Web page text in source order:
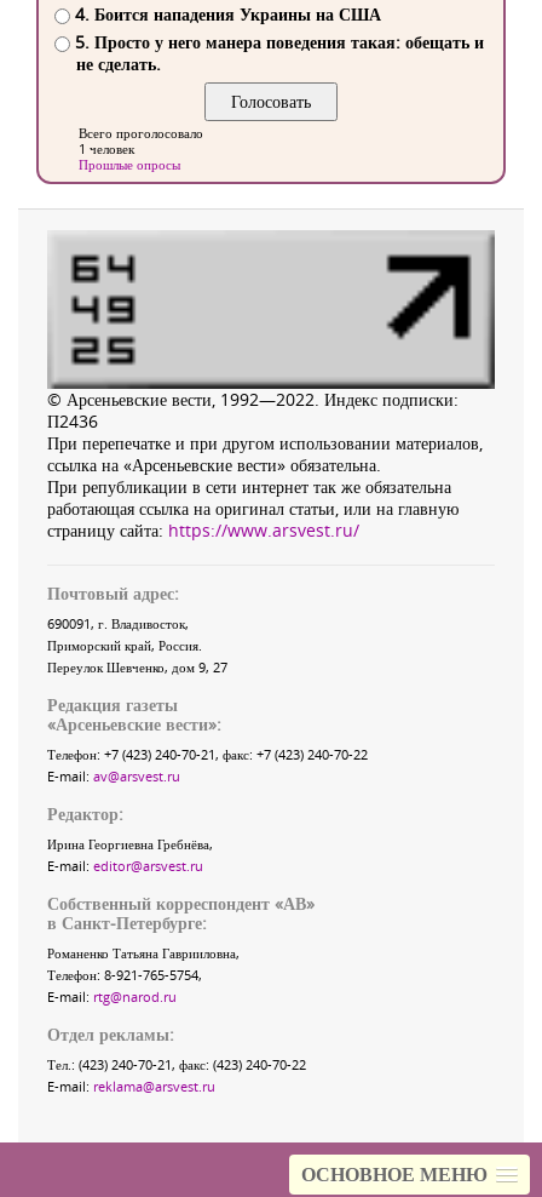
ОСНОВНОЕ МЕНЮ
4. Боится нападения Украины на США
5. Просто у него манера поведения такая: обещать и
не сделать.
Всего проголосовало
1 человек
Прошлые опросы
© Арсеньевские вести, 1992—2022. Индекс подписки:
П2436
При перепечатке и при другом использовании материалов,
ссылка на «Арсеньевские вести» обязательна.
При републикации в сети интернет так же обязательна
работающая ссылка на оригинал статьи, или на главную
страницу сайта: https://www.arsvest.ru/
Почтовый адрес:
690091, г. Владивосток,
Приморский край, Россия
Переулок Шевченко, дом 9, 27
Редакция газеты
«Арсеньевские вести»:
Телефон: +7 (423) 240-70-21, факс: +7 (423) 240-70-22
E-mail: av@arsvest.ru
Редактор:
Ирина Георгиевна Гребнёва,
E-mail: editor@arsvest.ru
Собственный корреспондент «АВ»
в Санкт-Петербурге:
Романенко Татьяна Гаврииловна,
Телефон: 8-921-765-5754,
E-mail: rtg@narod.ru
Отдел рекламы:
Тел.: (423) 240-70-21, факс: (423) 240-70-22
E-mail: reklama@arsvest.ru